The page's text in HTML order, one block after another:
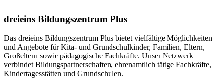
dreieins Bildungszentrum Plus
Das dreieins Bildungszentrum Plus bietet vielfältige Möglichkeiten
und Angebote für Kita- und Grundschulkinder, Familien, Eltern,
Großeltern sowie pädagogische Fachkräfte. Unser Netzwerk
verbindet Bildungspartnerschaften, ehrenamtlich tätige Fachkräfte,
Kindertagesstätten und Grundschulen.